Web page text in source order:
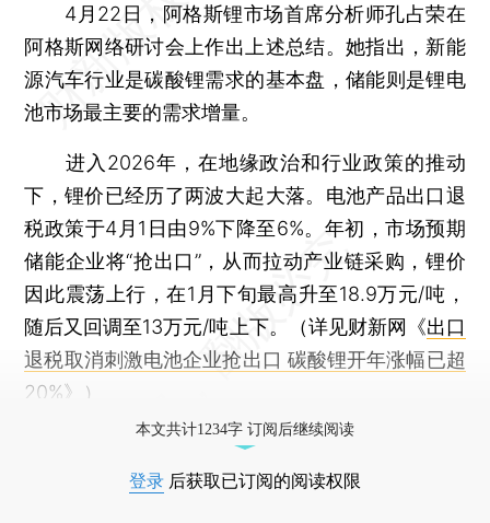
4月22日，阿格斯锂市场首席分析师孔占荣在
阿格斯网络研讨会上作出上述总结。她指出，新能
源汽车行业是碳酸锂需求的基本盘，储能则是锂电
池市场最主要的需求增量。
进入2026年，在地缘政治和行业政策的推动
下，锂价已经历了两波大起大落。电池产品出口退
税政策于4月1日由9%下降至6%。年初，市场预期
储能企业将“抢出口”，从而拉动产业链采购，锂价
因此震荡上行，在1月下旬最高升至18.9万元/吨，
随后又回调至13万元/吨上下。（详见财新网《出口
退税取消刺激电池企业抢出口 碳酸锂开年涨幅已超
20%》）
本文共计1234字 订阅后继续阅读
登录 后获取已订阅的阅读权限